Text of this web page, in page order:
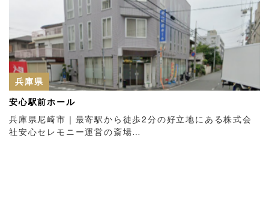
兵庫県
安心駅前ホール
兵庫県尼崎市｜最寄駅から徒歩2分の好立地にある株式会
社安心セレモニー運営の斎場…